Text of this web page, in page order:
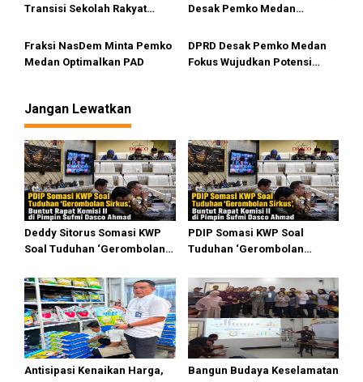
Transisi Sekolah Rakyat
Desak Pemko Medan
Fraksi NasDem Minta Pemko
Medan Optimalkan PAD
DPRD Desak Pemko Medan
Fokus Wujudkan Potensi
Jangan Lewatkan
Deddy Sitorus Somasi KWP
Soal Tuduhan ‘Gerombolan
II Dipimpin Sufmi Dasco
Ahmad
PDIP Somasi KWP Soal
Tuduhan ‘Gerombolan
II Dipimpin Sufmi Dasco
Ahmad
Antisipasi Kenaikan Harga,
Bangun Budaya Keselamatan